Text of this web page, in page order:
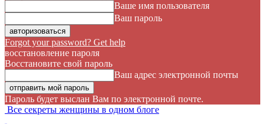
Ваше имя пользователя
Ваш пароль
Forgot your password? Get help
восстановление пароля
Восстановите свой пароль
Ваш адрес электронной почты
Пароль будет выслан Вам по электронной почте.
Все секреты женщины в одном блоге